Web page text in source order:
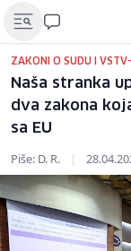
ZAKONI O SUDU I
Naša stranka
dva zakona
sa EU
Piše: D. R. |